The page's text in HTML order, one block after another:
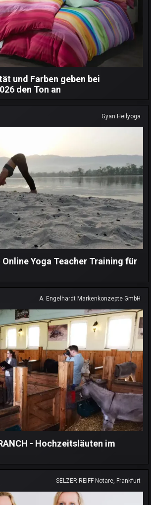
und Farben geben bei
den Ton an
Gyan Heilyoga
Yoga Teacher Training für
A. Engelhardt Markenkonzepte GmbH
- Hochzeitsläuten im
SELZER REIFF Notare, Frankfurt